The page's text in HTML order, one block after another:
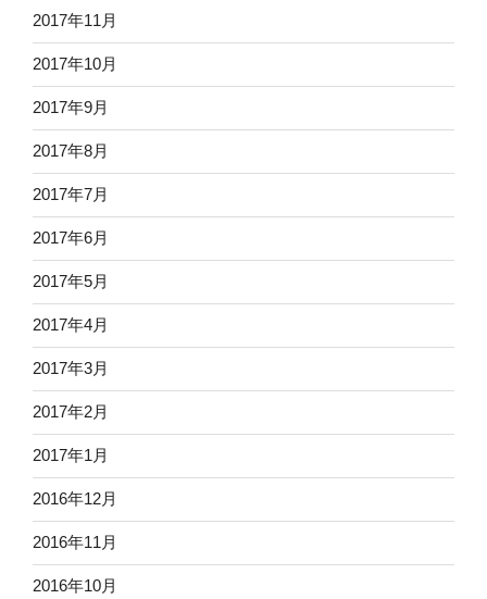
2017年11月
2017年10月
2017年9月
2017年8月
2017年7月
2017年6月
2017年5月
2017年4月
2017年3月
2017年2月
2017年1月
2016年12月
2016年11月
2016年10月